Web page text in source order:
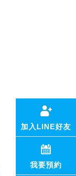
加入LINE好友
我要預約